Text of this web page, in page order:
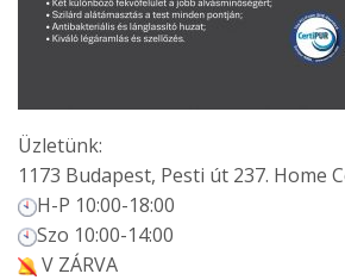
Üzletünk:
1173 Budapest, Pesti út 237. Home
H-P 10:00-18:00
Szo 10:00-14:00
V ZÁRVA